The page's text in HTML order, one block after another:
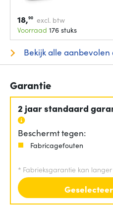
18,90 excl. btw
Voorraad 176 stuks
Bekijk alle aanbevolen
Garantie
2 jaar standaard
Beschermt tegen:
Fabricagefouten
* Fabrieksgarantie kan